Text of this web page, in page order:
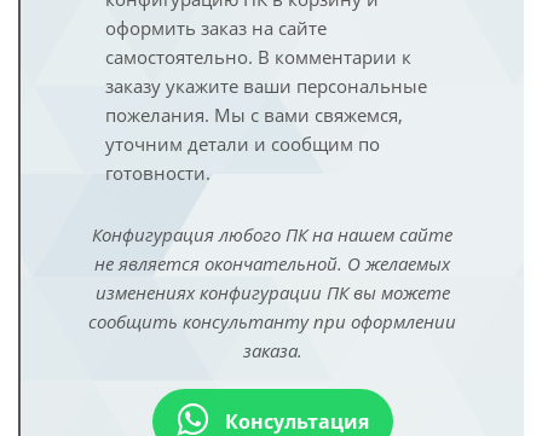
оформить заказ на сайте
самостоятельно. В комментарии к
заказу укажите ваши персональные
пожелания. Мы с вами свяжемся,
уточним детали и сообщим по
готовности.
Конфигурация любого ПК на нашем сайте
не является окончательной. О желаемых
изменениях конфигурации ПК вы можете
сообщить консультанту при оформлении
заказа.
Консультация